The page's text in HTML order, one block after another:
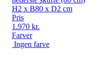
H2 x B80 x D2 cm
Pris
1.970 kr.
Farver
Ingen farve